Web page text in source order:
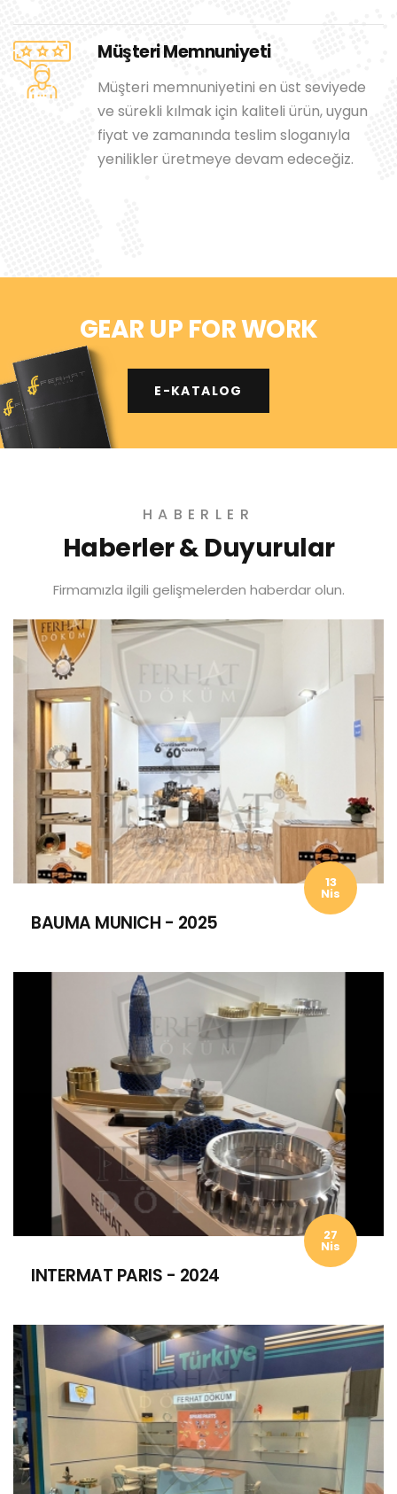
Müşteri Memnuniyeti
Müşteri memnuniyetini en üst seviyede
ve sürekli kılmak için kaliteli ürün, uygun
fiyat ve zamanında teslim sloganıyla
yenilikler üretmeye devam edeceğiz.
GEAR UP FOR WORK
E-KATALOG
HABERLER
Haberler & Duyurular
Firmamızla ilgili gelişmelerden haberdar olun.
13
Nis
BAUMA MUNICH - 2025
27
Nis
INTERMAT PARIS - 2024